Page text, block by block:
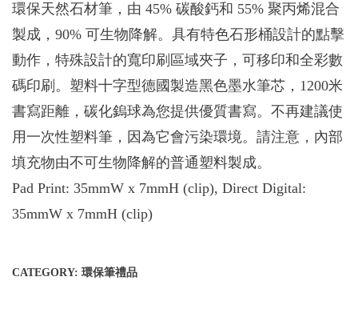
環保天然石材筆，由 45% 碳酸鈣和 55% 聚丙烯混合
製成，90% 可生物降解。具有特色石形桶設計的點擊
動作，特殊設計的寬印刷區域夾子，可移印和全彩數
碼印刷。塑料十字型德國製造黑色墨水筆芯，1200米
書寫距離，碳化鎢球為您提供優質書寫。不再建議使
用一次性塑料筆，因為它會污染環境。請注意，內部
填充物由不可生物降解的普通塑料製成。
Pad Print: 35mmW x 7mmH (clip), Direct Digital:
35mmW x 7mmH (clip)
CATEGORY: 環保筆禮品